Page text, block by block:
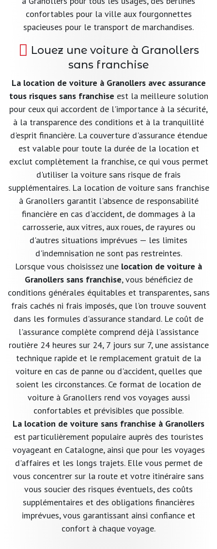
confortables pour la ville aux fourgonnettes
spacieuses pour le transport de marchandises.
Louez une voiture à Granollers
sans franchise
La location de voiture à Granollers avec assurance
tous risques sans franchise est la meilleure solution
pour ceux qui accordent de l'importance à la sécurité,
à la transparence des conditions et à la tranquillité
d'esprit financière. La couverture d'assurance étendue
est valable pour toute la durée de la location et
exclut complètement la franchise, ce qui vous permet
d'utiliser la voiture sans risque de frais
supplémentaires. La location de voiture sans franchise
à Granollers garantit l'absence de responsabilité
financière en cas d'accident, de dommages à la
carrosserie, aux vitres, aux roues, de rayures ou
d'autres situations imprévues — les limites
d'indemnisation ne sont pas restreintes.
Lorsque vous choisissez une location de voiture à
Granollers sans franchise, vous bénéficiez de
conditions générales équitables et transparentes, sans
frais cachés ni frais imposés, que l'on trouve souvent
dans les formules d'assurance standard. Le coût de
l'assurance complète comprend déjà l'assistance
routière 24 heures sur 24, 7 jours sur 7, une assistance
technique rapide et le remplacement gratuit de la
voiture en cas de panne ou d'accident, quelles que
soient les circonstances. Ce format de location de
voiture à Granollers rend vos voyages aussi
confortables et prévisibles que possible.
La location de voiture sans franchise à Granollers
est particulièrement populaire auprès des touristes
voyageant en Catalogne, ainsi que pour les voyages
d'affaires et les longs trajets. Elle vous permet de
vous concentrer sur la route et votre itinéraire sans
vous soucier des risques éventuels, des coûts
supplémentaires et des obligations financières
imprévues, vous garantissant ainsi confiance et
confort à chaque voyage.